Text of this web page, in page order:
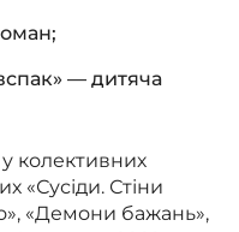
— дитяча
колективних
«Сусіди. Стіни
«Демони бажань»,